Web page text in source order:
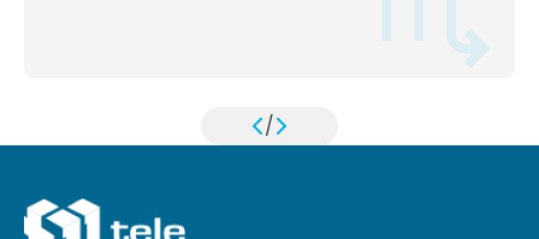
/